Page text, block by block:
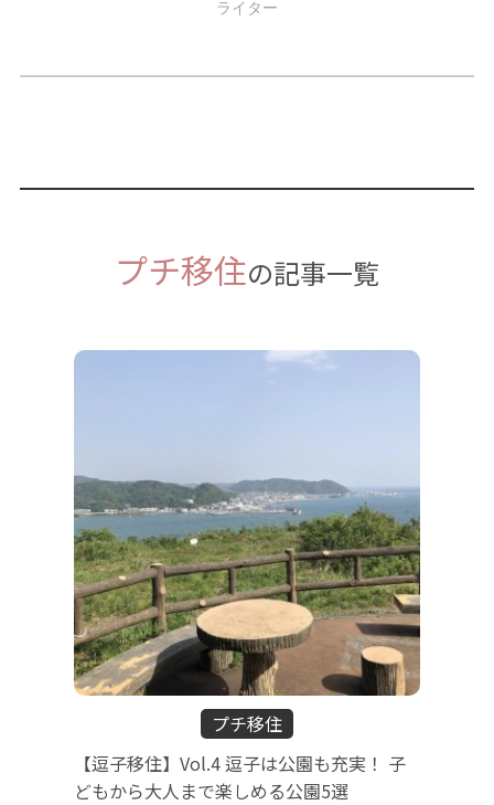
ライター
プチ移住の記事一覧
プチ移住
【逗子移住】Vol.4 逗子は公園も充実！ 子
どもから大人まで楽しめる公園5選